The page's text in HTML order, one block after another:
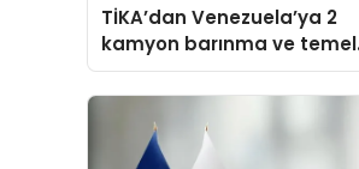
TİKA’dan Venezuela’ya 2
kamyon barınma ve temel
yaşam malzemesi desteği